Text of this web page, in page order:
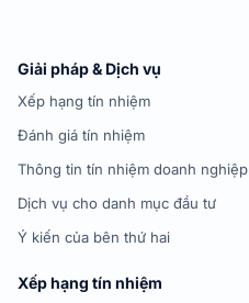
Giải pháp & Dịch vụ
Xếp hạng tín nhiệm
Đánh giá tín nhiệm
Thông tin tín nhiệm doanh nghiệp
Dịch vụ cho danh mục đầu tư
Ý kiến của bên thứ hai
Xếp hạng tín nhiệm